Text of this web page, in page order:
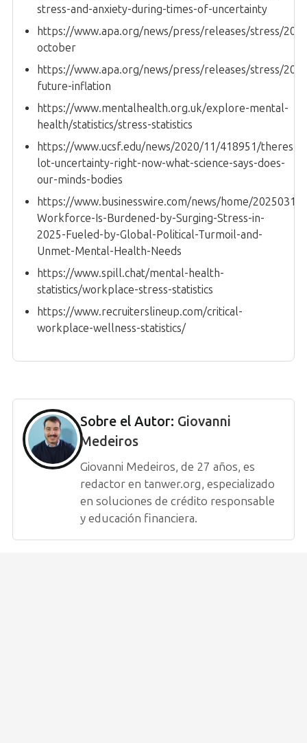
stress-and-anxiety-during-times-of-uncertainty
https://www.apa.org/news/press/releases/stress/
october
https://www.apa.org/news/press/releases/stress/
future-inflation
https://www.mentalhealth.org.uk/explore-mental-
health/statistics/stress-statistics
https://www.ucsf.edu/news/2020/11/418951/theres-
lot-uncertainty-right-now-what-science-says-does-
our-minds-bodies
https://www.businesswire.com/news/home/
Workforce-Is-Burdened-by-Surging-Stress-in-
2025-Fueled-by-Global-Political-Turmoil-and-
Unmet-Mental-Health-Needs
https://www.spill.chat/mental-health-
statistics/workplace-stress-statistics
https://www.recruiterslineup.com/critical-
workplace-wellness-statistics/
Sobre el Autor: Giovanni
Medeiros
Giovanni Medeiros, de 27 años, es
redactor en tanwer.org, especializado
en soluciones de crédito responsable
y educación financiera.